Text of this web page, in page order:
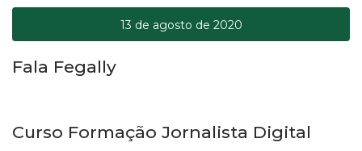
13 de agosto de 2020
Fala Fegally
Curso Formação Jornalista Digital